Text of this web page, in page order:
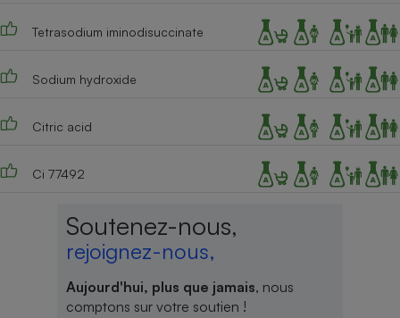
Tetrasodium iminodisuccinate
Sodium hydroxide
Citric acid
Ci 77492
Soutenez-nous,
rejoignez-nous,
Aujourd'hui, plus que jamais, nous
comptons sur votre soutien !